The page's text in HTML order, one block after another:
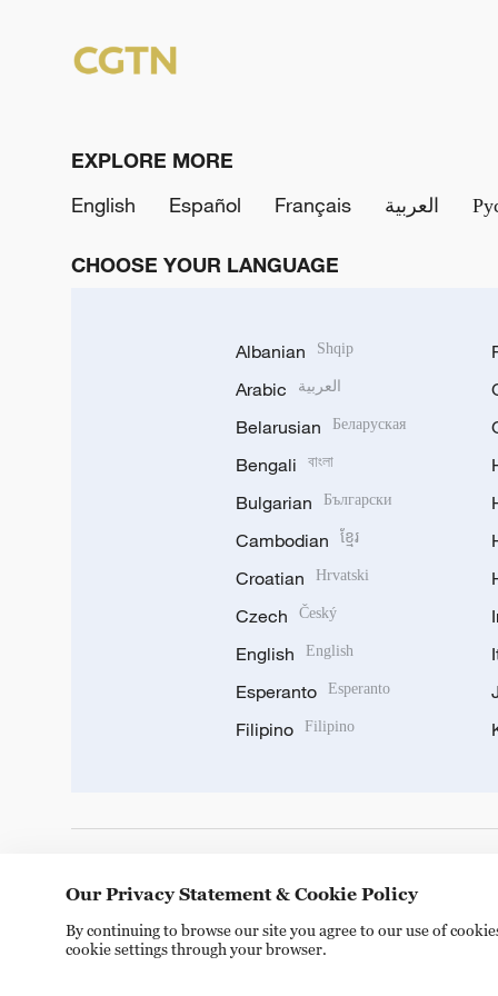
a
V
i
d
EXPLORE MORE
English
Español Français العربية
CHOOSE YOUR LANGUAGE
Albanian Shqip
Arabic العربية
Belarusian Беларуская
Bengali বাংলা
Bulgarian Български
Cambodian ខ្មែរ
Croatian Hrvatski
Czech Český
English English
Esperanto Esperanto
Filipino Filipino
Our Privacy Statement & Cookie Policy
By continuing to browse our site you agree to our use of
cookie settings through your browser.